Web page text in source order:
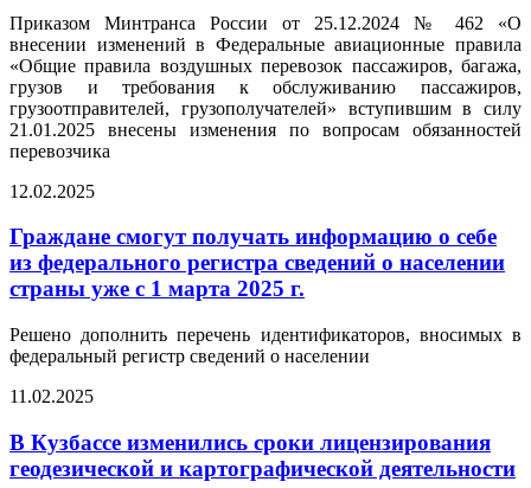
Приказом Минтранса России от 25.12.2024 № 462 «О
внесении изменений в Федеральные авиационные правила
«Общие правила воздушных перевозок пассажиров, багажа,
грузов и требования к обслуживанию пассажиров,
грузоотправителей, грузополучателей» вступившим в силу
21.01.2025 внесены изменения по вопросам обязанностей
перевозчика
12.02.2025
Граждане смогут получать информацию о себе
из федерального регистра сведений о населении
страны уже с 1 марта 2025 г.
Решено дополнить перечень идентификаторов, вносимых в
федеральный регистр сведений о населении
11.02.2025
В Кузбассе изменились сроки лицензирования
геодезической и картографической деятельности